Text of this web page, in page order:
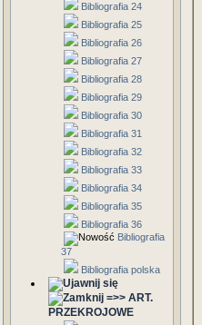
Bibliografia 24
Bibliografia 25
Bibliografia 26
Bibliografia 27
Bibliografia 28
Bibliografia 29
Bibliografia 30
Bibliografia 31
Bibliografia 32
Bibliografia 33
Bibliografia 34
Bibliografia 35
Bibliografia 36
Bibliografia
37
Bibliografia polska
=>> ART.
PRZEKROJOWE